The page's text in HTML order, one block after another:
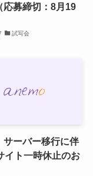
募締切：8月19
試写会
サーバー移行に伴
イト一時休止のお